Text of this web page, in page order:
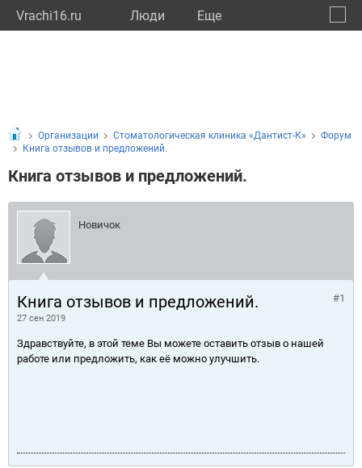
Vrachi16.ru Люди Eще
Организации Стоматологическая клиника «Дантист-К»
Форум
Книга отзывов и предложений.
Книга отзывов и предложений.
Новичок
Книга отзывов и предложений.
27 сен 2019
#1
Здравствуйте, в этой теме Вы можете оставить отзыв о нашей
работе или предложить, как её можно улучшить.